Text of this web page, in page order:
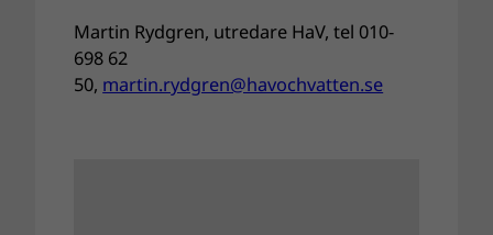
Martin Rydgren, utredare HaV, tel 010-
698 62
50, martin.rydgren@havochvatten.se